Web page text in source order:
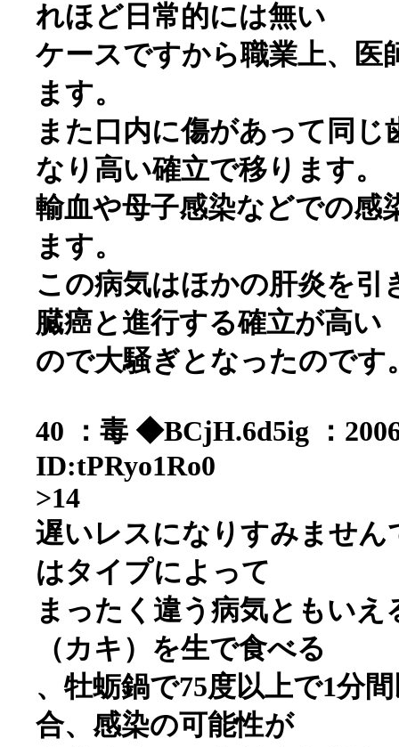
れほど日常的には無い
ケースですから職業上、医
ます。
また口内に傷があって同
なり高い確立で移ります。
輸血や母子感染などでの
ます。
この病気はほかの肝炎を
臓癌と進行する確立が高い
ので大騒ぎとなったのです
40 ：毒 ◆BCjH.6d5ig ：
ID:tPRyo1Ro0
>14
遅いレスになりすみませ
はタイプによって
まったく違う病気ともい
（カキ）を生で食べる
、牡蛎鍋で75度以上で1分
合、感染の可能性が